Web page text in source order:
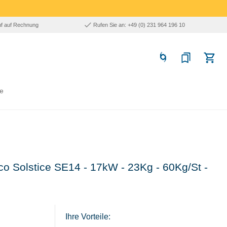
auf Rechnung Rufen Sie an: +49 (0) 231 964 196 10
Solstice SE14 - 17kW - 23Kg - 60Kg/St -
Ihre Vorteile: